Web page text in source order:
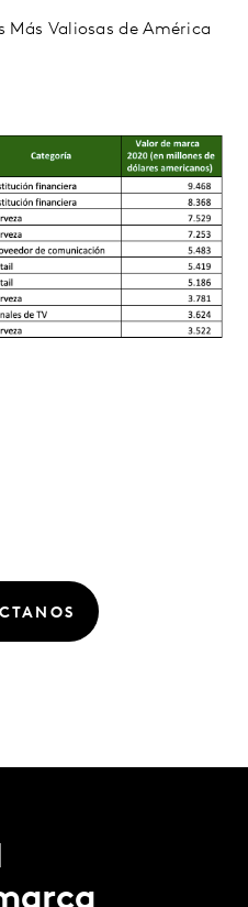
Más Valiosas de América